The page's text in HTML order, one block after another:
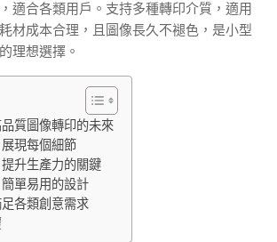
適合各類用戶。支持多種轉印介質，適用
材成本合理，且圖像長久不褪色，是小型
理想選擇。
質圖像轉印的未來
現每個細節
升生產力的關鍵
單易用的設計
各類創意需求